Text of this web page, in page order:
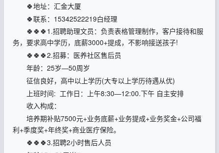
🍀地址：汇金大厦
🍀联系：15342522219白经理
🍀🍀🍀1.招聘助理文员：负责表格管理制作，客户接待和服
务，要求高中学历，底薪3000+提成，不影响接送孩子!
🍀🍀🍀2.招募：医养社区售后员
年龄：25岁—50周岁
征信良好，高中以上学历(大专以上学历待遇从优)
上班时间: 工作日：上午8:30—12:00.下午 自主安排
收入构成：
培养期补贴7500元+业务底薪+业务提成+业务奖金+公司福
利+季度奖+年终奖+商业医疗保险。
🍀🍀🍀3.招聘2小时售后人员